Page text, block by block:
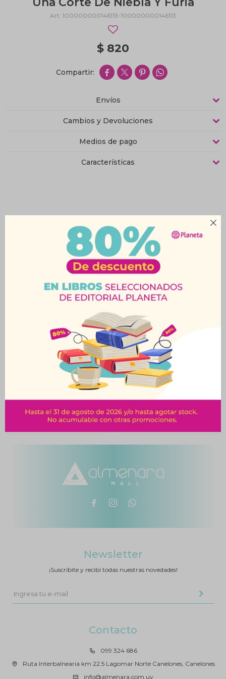

100000000146113-100000000146113
$ 820
   
Envíos
Cambios y Devoluciones
Medios de pago
Características
Productos que te pueden interesar
El Arte De Ser
Nosotros-BK
620
Tú, Yo Y La Super
Bowl-
$ 720
  
Contacto
099 324 686
Ruta Interbalnearia km 22.5 Lagomar Norte Canelones, Canelones
info@almenara.com.uy
Newsletter
¡Suscribite y recibí todas nuestras novedades!